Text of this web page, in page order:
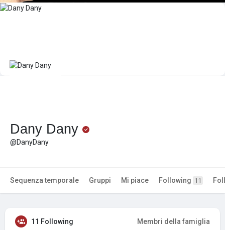
Dany Dany
@DanyDany
Sequenza temporale Gruppi Mi piace Following 11
11 Following Membri della famiglia